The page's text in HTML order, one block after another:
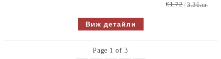
€1.72 3.36лв.
Виж детайли
Page 1 of 3